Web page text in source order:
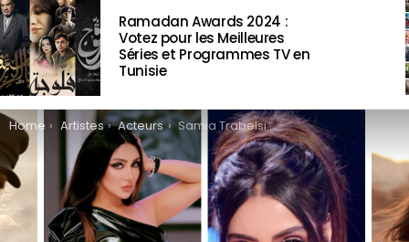
LATEST
STORIES
Ramadan Awards 2024 :
Votez pour les Meilleures
Séries et Programmes TV en
Tunisie
You are here:
Home Artistes Acteurs Samia Trabelsi Wiki, Biographie, Age, Taille, Mariage, Famille & Informations